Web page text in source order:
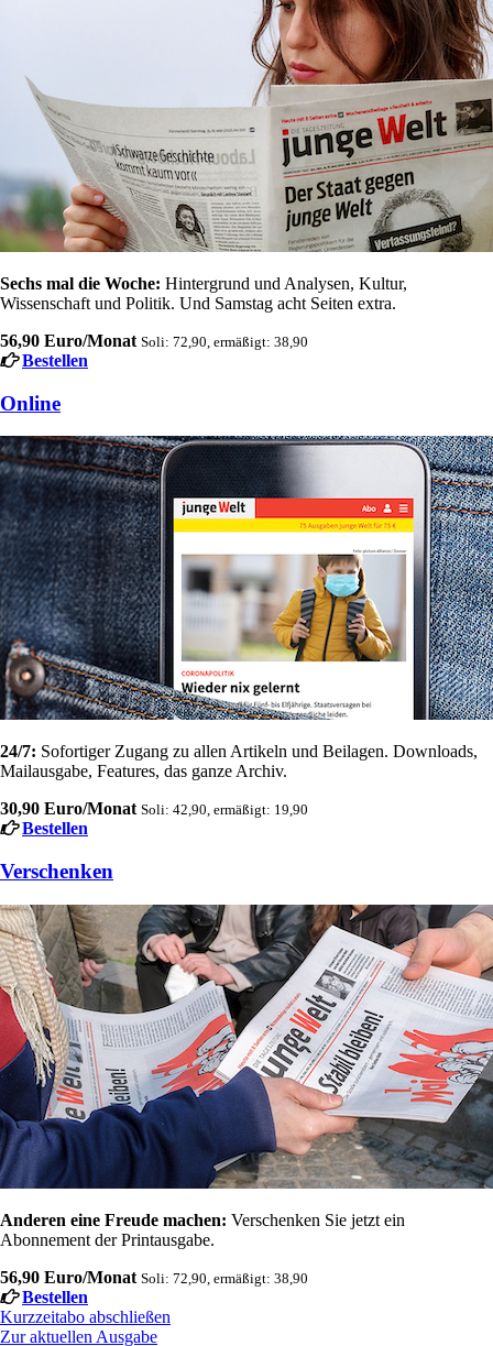
Sechs mal die Woche: Hintergrund und Analysen, Kultur,
Wissenschaft und Politik. Und Samstag acht Seiten extra.
56,90 Euro/Monat Soli: 72,90, ermäßigt: 38,90
Bestellen
Online
24/7: Sofortiger Zugang zu allen Artikeln und Beilagen. Downloads,
Mailausgabe, Features, das ganze Archiv.
30,90 Euro/Monat Soli: 42,90, ermäßigt: 19,90
Bestellen
Verschenken
Anderen eine Freude machen: Verschenken Sie jetzt ein
Abonnement der Printausgabe.
56,90 Euro/Monat Soli: 72,90, ermäßigt: 38,90
Bestellen
Kurzzeitabo abschließen
Zur aktuellen Ausgabe